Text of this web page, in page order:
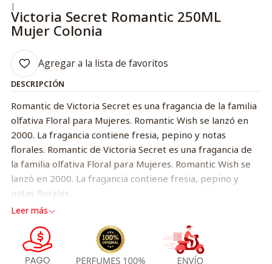
|
Victoria Secret Romantic 250ML
Mujer Colonia
Agregar a la lista de favoritos
DESCRIPCIÓN
Romantic de Victoria Secret es una fragancia de la familia
olfativa Floral para Mujeres. Romantic Wish se lanzó en
2000. La fragancia contiene fresia, pepino y notas
florales. Romantic de Victoria Secret es una fragancia de
la familia olfativa Floral para Mujeres. Romantic Wish se
lanzó en 2000. La fragancia contiene fresia, pepino y
notas florales.
Leer más